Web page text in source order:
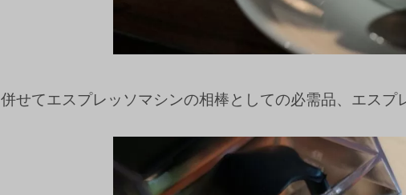
併せてエスプレッソマシンの相棒としての必需品、エスプ